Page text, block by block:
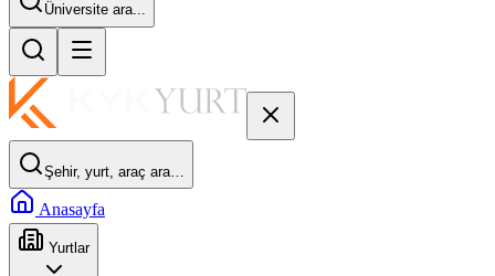
İstanbul...
Şehir, yurt, araç ara…
Anasayfa
Yurtlar